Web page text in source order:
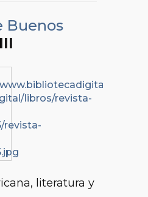
Buenos
literatura y